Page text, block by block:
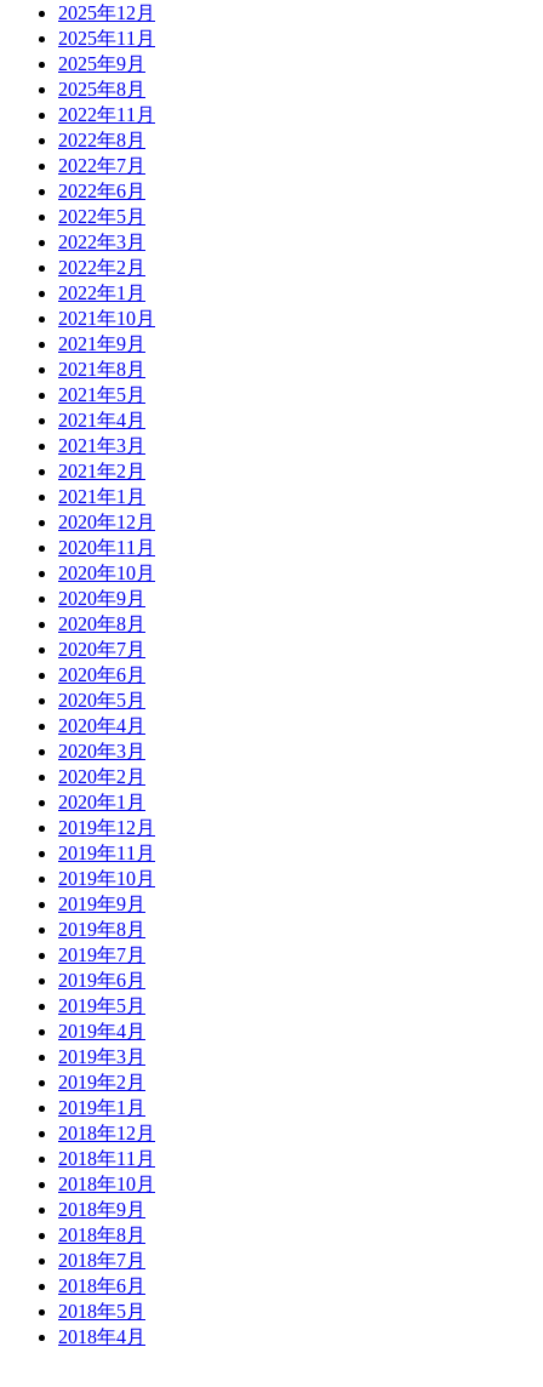
2025年12月
2025年11月
2025年9月
2025年8月
2022年11月
2022年8月
2022年7月
2022年6月
2022年5月
2022年3月
2022年2月
2022年1月
2021年10月
2021年9月
2021年8月
2021年5月
2021年4月
2021年3月
2021年2月
2021年1月
2020年12月
2020年11月
2020年10月
2020年9月
2020年8月
2020年7月
2020年6月
2020年5月
2020年4月
2020年3月
2020年2月
2020年1月
2019年12月
2019年11月
2019年10月
2019年9月
2019年8月
2019年7月
2019年6月
2019年5月
2019年4月
2019年3月
2019年2月
2019年1月
2018年12月
2018年11月
2018年10月
2018年9月
2018年8月
2018年7月
2018年6月
2018年5月
2018年4月